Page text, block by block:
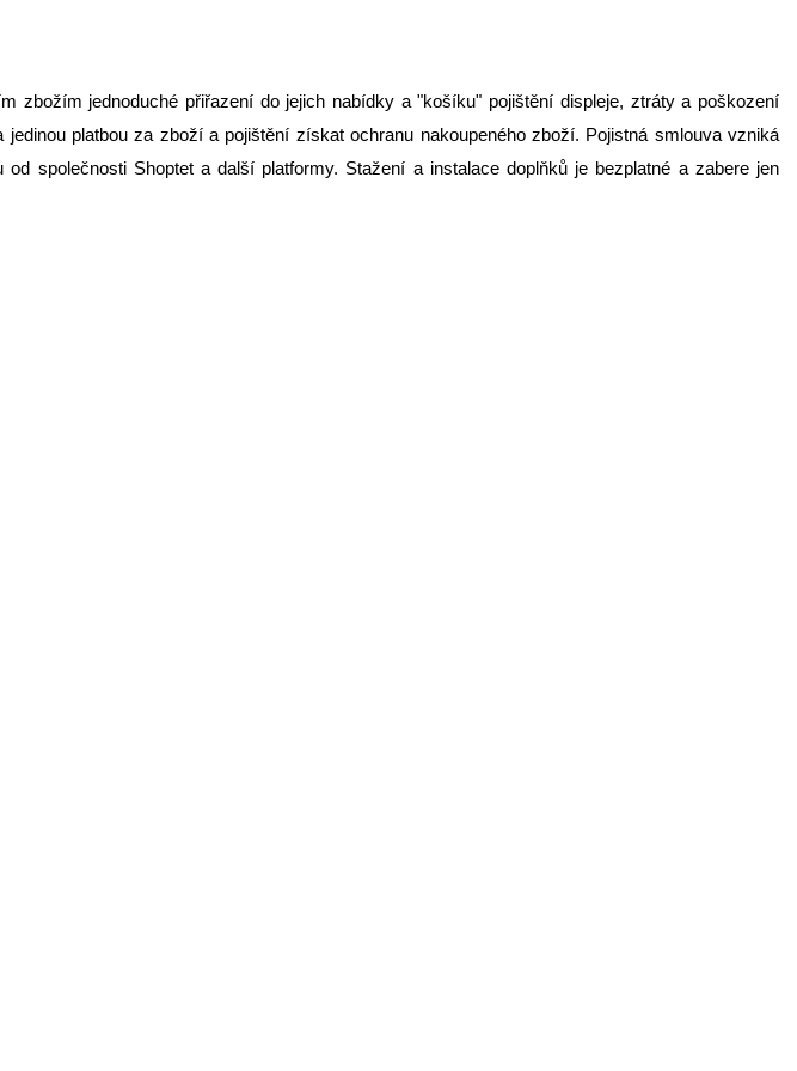
zbožím jednoduché přiřazení do jejich nabídky a "košíku" pojištění displeje, ztráty a poškození
platbou za zboží a pojištění získat ochranu nakoupeného zboží. Pojistná smlouva vzniká
společnosti Shoptet a další platformy. Stažení a instalace doplňků je bezplatné a zabere jen